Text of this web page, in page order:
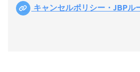
キャンセルポリシー・JBPル